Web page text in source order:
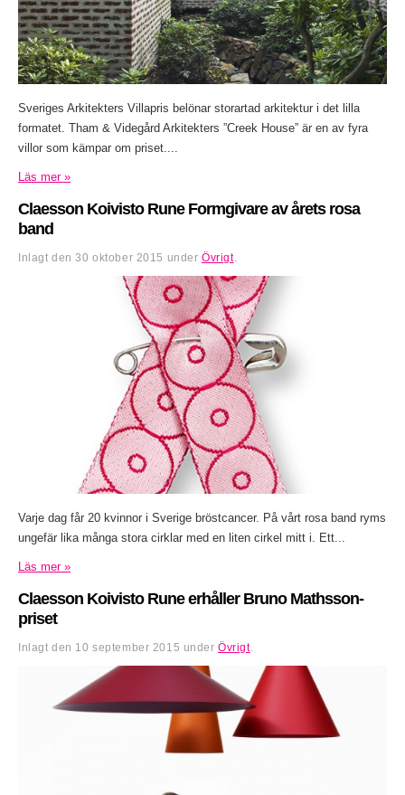
Sveriges Arkitekters Villapris belönar storartad arkitektur i det lilla
formatet. Tham & Videgård Arkitekters ”Creek House” är en av fyra
villor som kämpar om priset....
Läs mer »
Claesson Koivisto Rune Formgivare av årets rosa
band
Inlagt den30 oktober 2015 underÖvrigt.
Varje dag får 20 kvinnor i Sverige bröstcancer. På vårt rosa band ryms
ungefär lika många stora cirklar med en liten cirkel mitt i. Ett...
Läs mer »
Claesson Koivisto Rune erhåller Bruno Mathsson-
priset
Inlagt den 10 september 2015 underÖvrigt.